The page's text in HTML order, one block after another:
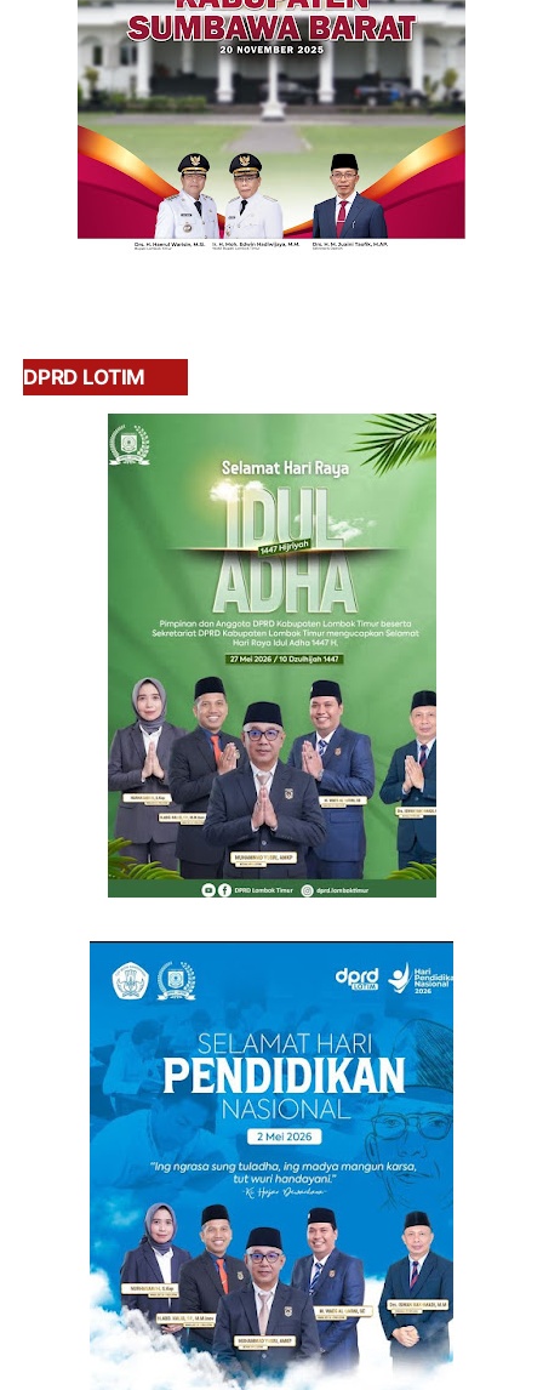
DPRD LOTIM